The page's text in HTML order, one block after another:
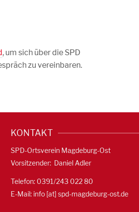
, um sich über die SPD
zu vereinbaren.
KONTAKT
SPD-Ortsverein Magdeburg-Ost
Vorsitzender: Daniel Adler
Telefon: 0391/243 022 80
E-Mail: info [at] spd-magdeburg-ost.de